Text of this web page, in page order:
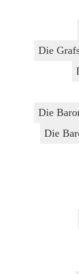
Die
Die
Die